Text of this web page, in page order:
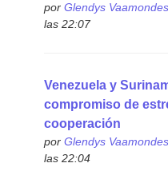
por Glendys Vaamondes
las 22:07
Venezuela y
compromiso de
cooperación
por Glendys Vaamondes
las 22:04